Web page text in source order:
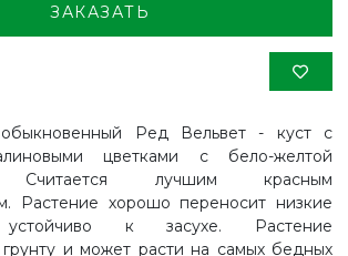
ЗАКАЗАТЬ
обыкновенный Ред Вельвет - куст с
цветками с бело-желтой
Считается лучшим красным
Растение хорошо переносит низкие
устойчиво к засухе. Растение
грунту и может расти на самых бедных